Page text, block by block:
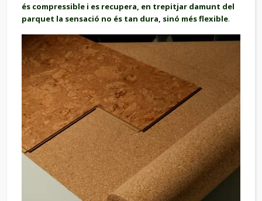
és compressible i es recupera, en trepitjar damunt del
parquet la sensació no és tan dura, sinó més flexible.